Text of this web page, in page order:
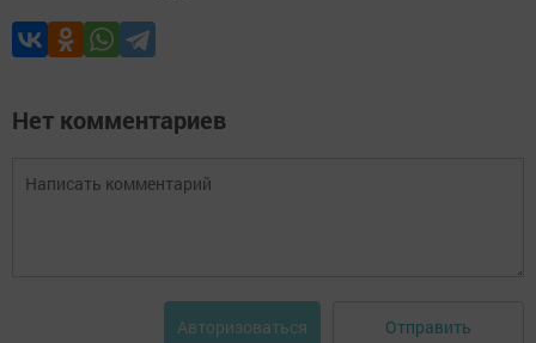
Нет комментариев
Авторизоваться Отправить